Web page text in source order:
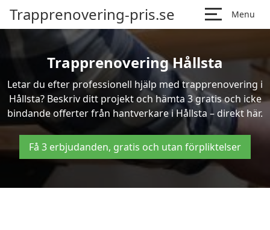
Trapprenovering-pris.se Menu
Trapprenovering Hållsta
Letar du efter professionell hjälp med trapprenovering i
Hållsta? Beskriv ditt projekt och hämta 3 gratis och icke
bindande offerter från hantverkare i Hållsta – direkt här.
Få 3 erbjudanden, gratis och utan förpliktelser